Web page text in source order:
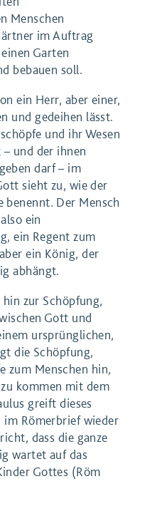
Menschen
im Auftrag
Garten
bebauen soll.
ein Herr, aber einer,
und gedeihen lässt.
und ihr Wesen
und der ihnen
darf – im
sieht zu, wie der
benennt. Der Mensch
ein
ein Regent zum
ein König, der
abhängt.
zur Schöpfung,
Gott und
ursprünglichen,
die Schöpfung,
zum Menschen hin,
kommen mit dem
greift dieses
Römerbrief wieder
dass die ganze
wartet auf das
Gottes (Röm